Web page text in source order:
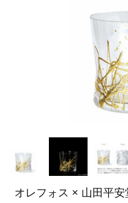
オレフォス × 山田平